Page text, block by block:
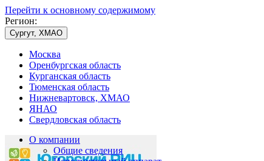
Перейти к основному содержимому
Регион:
Сургут, ХМАО
Москва
Оренбургская область
Курганская область
Тюменская область
Нижневартовск, ХМАО
ЯНАО
Свердловская область
О компании
Общие сведения